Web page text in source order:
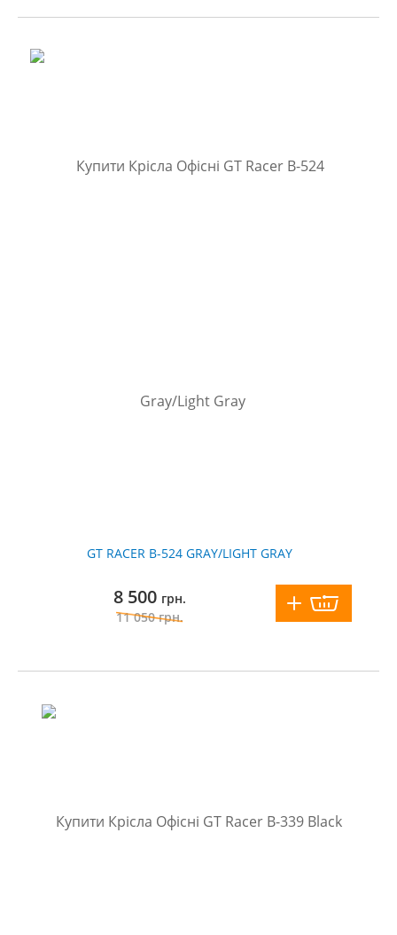
GT RACER B-524 GRAY/LIGHT GRAY
8 500 грн.
11 050грн.